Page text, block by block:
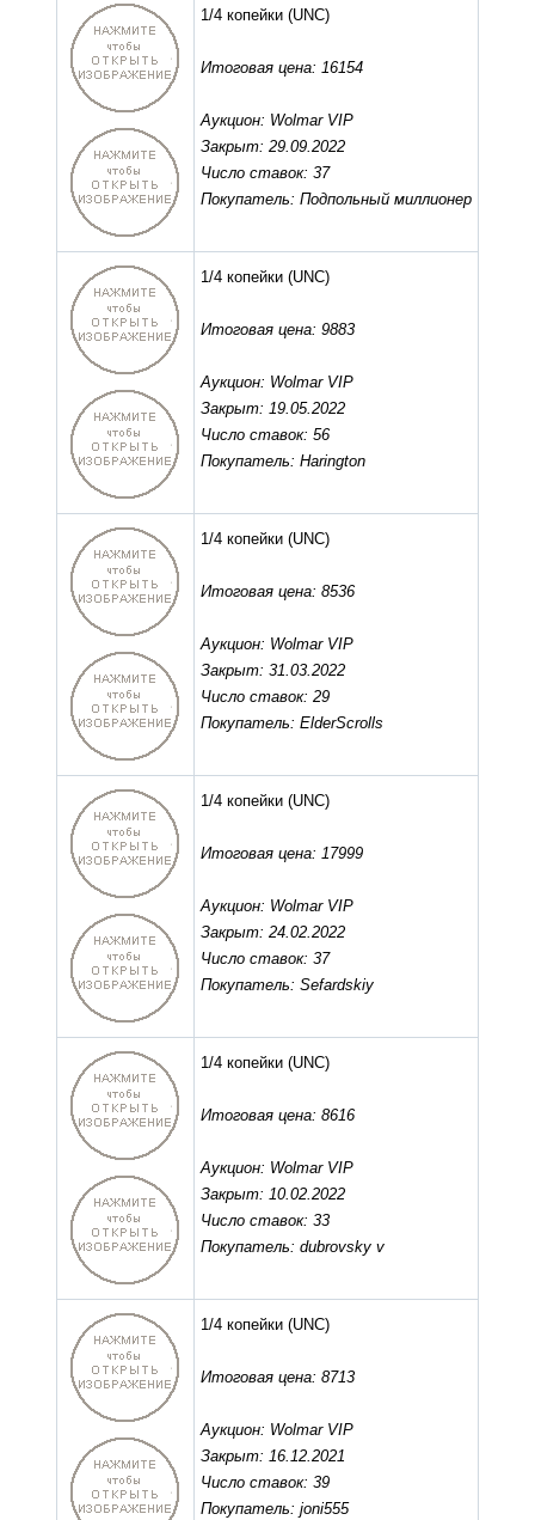
1/4 копейки (UNC)
Итоговая цена: 16154
Аукцион: Wolmar VIP
Закрыт: 29.09.2022
Число ставок: 37
Покупатель: Подпольный миллионер
1/4 копейки (UNC)
Итоговая цена: 9883
Аукцион: Wolmar VIP
Закрыт: 19.05.2022
Число ставок: 56
Покупатель: Harington
1/4 копейки (UNC)
Итоговая цена: 8536
Аукцион: Wolmar VIP
Закрыт: 31.03.2022
Число ставок: 29
Покупатель: ElderScrolls
1/4 копейки (UNC)
Итоговая цена: 17999
Аукцион: Wolmar VIP
Закрыт: 24.02.2022
Число ставок: 37
Покупатель: Sefardskiy
1/4 копейки (UNC)
Итоговая цена: 8616
Аукцион: Wolmar VIP
Закрыт: 10.02.2022
Число ставок: 33
Покупатель: dubrovsky v
1/4 копейки (UNC)
Итоговая цена: 8713
Аукцион: Wolmar VIP
Закрыт: 16.12.2021
Число ставок: 39
Покупатель: joni555